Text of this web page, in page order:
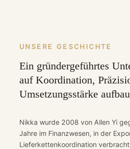
UNSERE GESCHICHTE
Ein gründergeführtes
auf Koordination,
Umsetzungsstärke
Nikka wurde 2008 von Allen Yi
Jahre im Finanzwesen, in der
Lieferkettenkoordination